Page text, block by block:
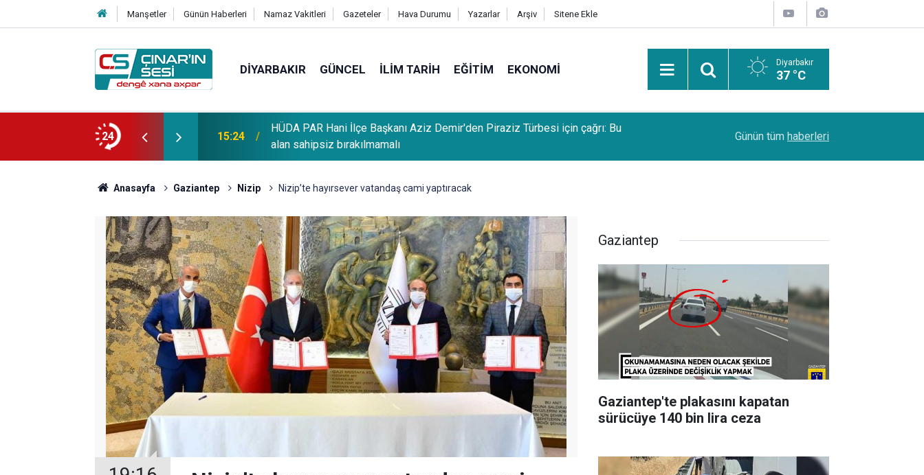
Manşetler Günün Haberleri Namaz Vakitleri Gazeteler Hava Durumu Yazarlar Arşiv Sitene Ekle
DIYARBAKIR GÜNCEL İLIM TARIH EĞITIM EKONOMI Diyarbakır
37 °C
24
vefat etmiştir 15:24
HÜDA PAR Hani İlçe Başkanı Aziz Demir'den Piraziz Türbesi için çağrı: Bu
alan sahipsiz bırakılmamalı
Diyarbakır’da 4 ayrı kurşunlama ve yaralama
Günün tüm haberleri
Anasayfa Gaziantep Nizip Nizip’te hayırsever vatandaş cami yaptıracak
Gaziantep
Gaziantep'te plakasını kapatan
sürücüye 140 bin lira ceza